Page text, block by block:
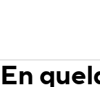
En